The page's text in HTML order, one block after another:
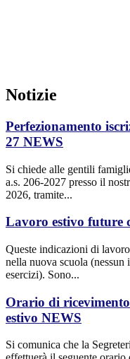
Notizie
Perfezionamento
27 NEWS
Si chiede alle gentili
a.s. 206-2027 presso il
2026, tramite...
Lavoro estivo future
Queste indicazioni di
nella nuova scuola (nessun
esercizi). Sono...
Orario di
estivo NEWS
Si comunica che la